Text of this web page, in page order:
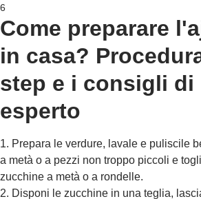
6
Come preparare
in casa?
step e i consigli di
esperto
1. Prepara le verdure, lavale e puliscile
a metà o a pezzi non troppo piccoli e
zucchine a metà o a rondelle.
2. Disponi le zucchine in una teglia,